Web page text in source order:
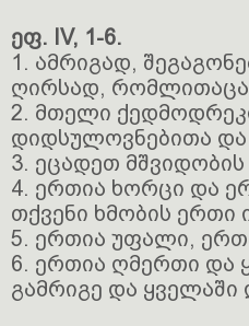
ეფ. IV, 1-6.
1. ამრიგად,
ღირსად,
2. მთელი
დიდსულოვნებითა და
3. ეცადეთ
4. ერთია ხორცი და
თქვენი ხმობის ერთი
5. ერთია უფალი,
6. ერთია ღმერთი და
გამრიგე და ყველაში